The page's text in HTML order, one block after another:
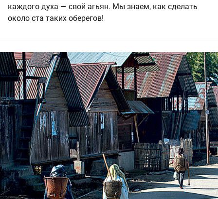
каждого духа — свой агьян. Мы знаем, как сделать
около ста таких оберегов!